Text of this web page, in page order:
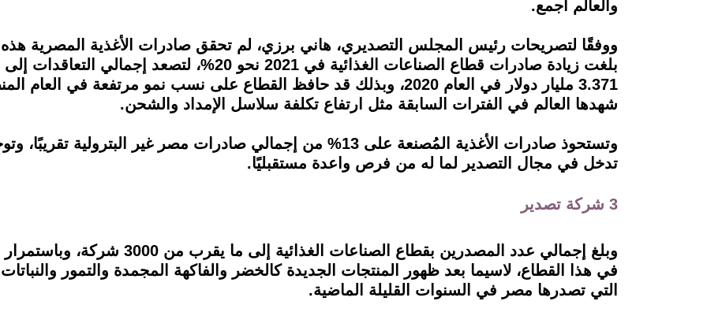
والعالم أجمع.
ووفقًا لتصريحات رئيس المجلس التصديري، هاني برزي، لم تحقق صادرات الأغذية المصرية هذه
3.371 مليار دولار في العام 2020، وبذلك قد حافظ القطاع على نسب نمو
شهدها العالم في الفترات السابقة مثل ارتفاع تكلفة سلاسل الإمداد والشحن.
وتستحوذ صادرات الأغذية المُصنعة على 13% من إجمالي صادرات مصر غير
تدخل في مجال التصدير لما له من فرص واعدة مستقبليًا.
3 شركة تصدير
وبلغ إجمالي عدد المصدرين بقطاع
في هذا القطاع، لاسيما بعد ظهور المنتجات الجديدة كالخضر والفاكهة المجمدة والتمور
التي تصدرها مصر في السنوات القليلة الماضية.